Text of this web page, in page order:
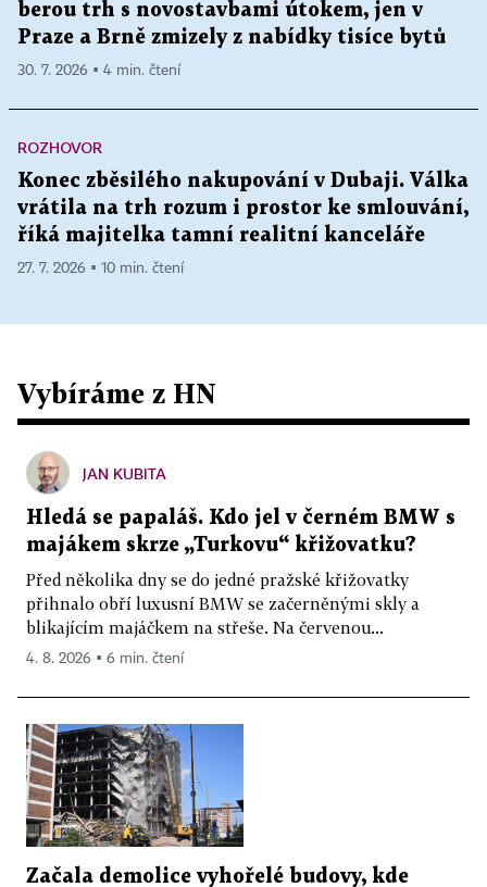
berou trh s novostavbami útokem, jen v
Praze a Brně zmizely z nabídky tisíce bytů
30. 7. 2026 ▪ 4 min. čtení
ROZHOVOR
Konec zběsilého nakupování v Dubaji. Válka
vrátila na trh rozum i prostor ke smlouvání,
říká majitelka tamní realitní kanceláře
27. 7. 2026 ▪ 10 min. čtení
Vybíráme z HN
JAN KUBITA
Hledá se papaláš. Kdo jel v černém BMW s
majákem skrze „Turkovu“ křižovatku?
Před několika dny se do jedné pražské křižovatky
přihnalo obří luxusní BMW se začerněnými skly a
blikajícím majáčkem na střeše. Na červenou...
4. 8. 2026 ▪ 6 min. čtení
Začala demolice vyhořelé budovy, kde